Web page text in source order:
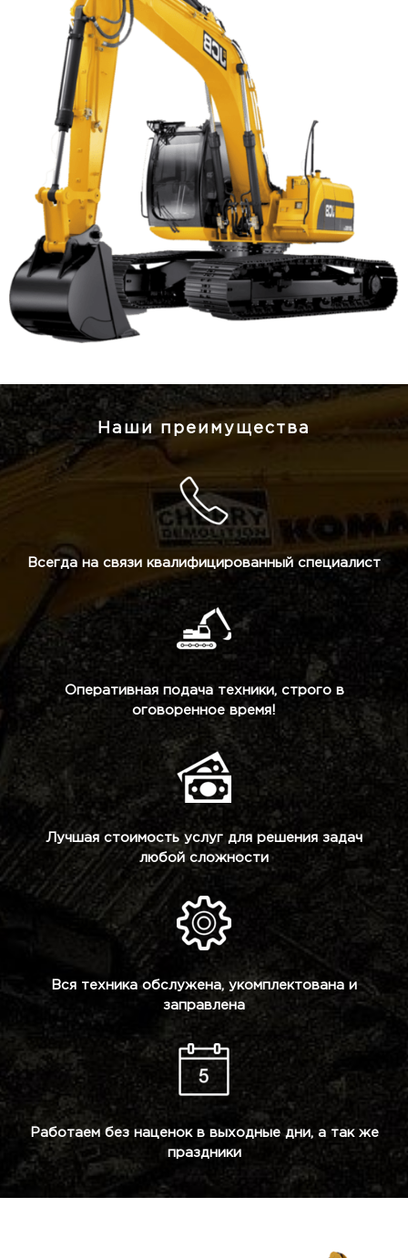
Наши преимущества
Всегда на связи квалифицированный специалист
Оперативная подача техники, строго в
оговоренное время!
Лучшая стоимость услуг для решения задач
любой сложности
Вся техника обслужена, укомплектована и
заправлена
Работаем без наценок в выходные дни, а так же
праздники